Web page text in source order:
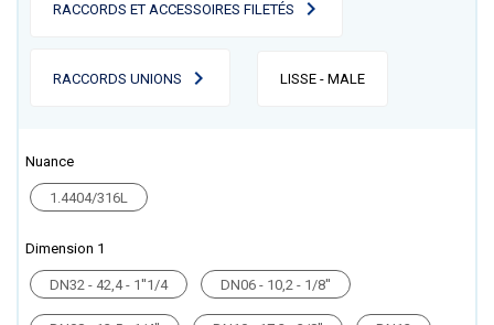
RACCORDS ET ACCESSOIRES FILETÉS
RACCORDS UNIONS LISSE - MALE
Nuance
1.4404/316L
Dimension 1
DN32 - 42,4 - 1''1/4 DN06 - 10,2 - 1/8''